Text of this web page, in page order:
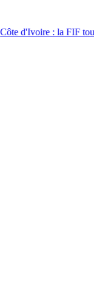
: la FIF tourne la